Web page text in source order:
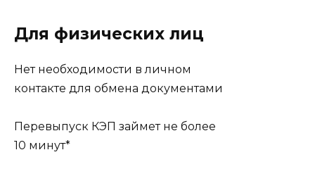
Для физических лиц
Нет необходимости в личном
контакте для обмена документами
Перевыпуск КЭП займет не более
10 минут*